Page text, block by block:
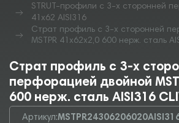
STRUT-профили с 3-х сторонней
41х62 AISI316
Страт профиль с 3-х сторонней
MSTPR 41х62х2,0 600 нерж. сталь
Страт профиль с 3-х
перфорацией двойной
600 нерж. сталь AISI316
Артикул: